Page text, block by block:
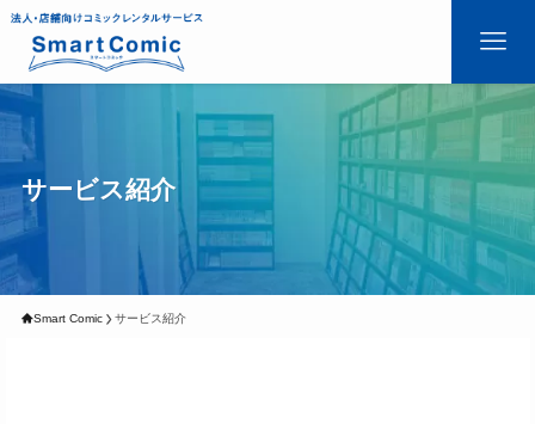
サービス紹介
Smart Comic サービス紹介